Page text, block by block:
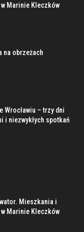
Marinie Kleczków
na obrzeżach
Wrocławiu – trzy dni
i niezwykłych spotkań
Mieszkania i
Marinie Kleczków